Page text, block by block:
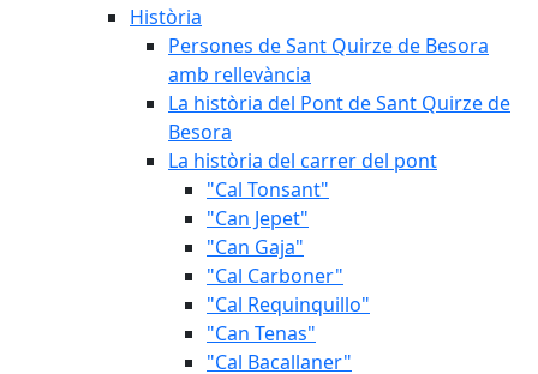
Història
Persones de Sant Quirze de Besora
amb rellevància
La història del Pont de Sant Quirze de
Besora
La història del carrer del pont
"Cal Tonsant"
"Can Jepet"
"Can Gaja"
"Cal Carboner"
"Cal Requinquillo"
"Can Tenas"
"Cal Bacallaner"